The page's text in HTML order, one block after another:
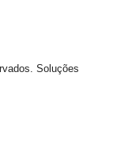
Soluções